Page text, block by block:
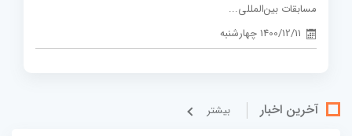
مسابقات بین‌المللی...
1400/12/11 چهارشنبه
آخرین اخبار بيشتر